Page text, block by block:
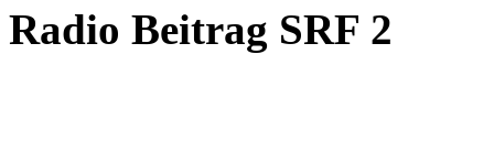
Radio Beitrag SRF 2